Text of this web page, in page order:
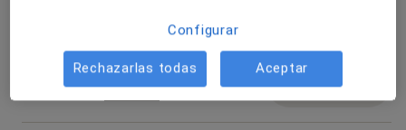
Visita sucesiva psicología
Desde 70 € Detalles Reservar cita
Configurar
Rechazarlas todas Aceptar